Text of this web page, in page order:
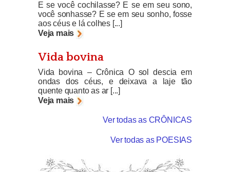
E se você cochilasse? E se em seu sono,
você sonhasse? E se em seu sonho, fosse
aos céus e lá colhes [...]
Veja mais
Vida bovina
Vida bovina – Crônica O sol descia em
ondas dos céus, e deixava a laje tão
quente quanto as ar [...]
Veja mais
Ver todas as CRÔNICAS
Ver todas as POESIAS